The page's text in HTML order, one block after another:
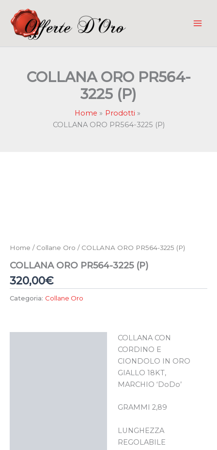
contenuto
COLLANA ORO PR564-
3225 (P)
Home
Prodotti
COLLANA ORO PR564-3225 (P)
Home / Collane Oro / COLLANA ORO PR564-3225 (P)
COLLANA ORO PR564-3225 (P)
320,00€
Categoria: Collane Oro
COLLANA CON
CORDINO E
CIONDOLO IN ORO
GIALLO 18KT,
MARCHIO ‘DoDo’
GRAMMI 2,89
LUNGHEZZA
REGOLABILE